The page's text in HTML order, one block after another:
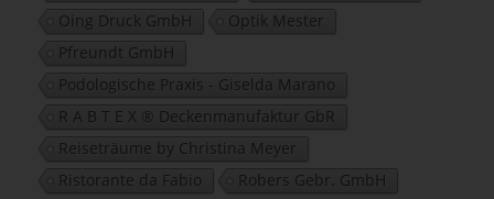
Oing Druck GmbH
Optik Mester
Pfreundt GmbH
Podologische Praxis - Giselda Marano
R A B T E X ® Deckenmanufaktur GbR
Reiseträume by Christina Meyer
Ristorante da Fabio
Robers Gebr. GmbH